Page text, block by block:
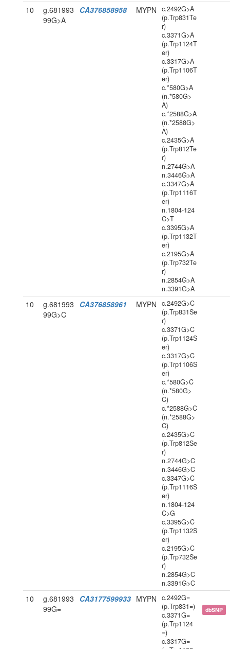
10
g.681993
99G>A
CA376858958 MYPN
c.2492G>A
(p.Trp831Te
r)
c.3371G>A
(p.Trp1124T
er)
c.3317G>A
(p.Trp1106T
er)
c.*580G>A
(n.*580G>
A)
c.*2588G>A
(n.*2588G>
A)
c.2435G>A
(p.Trp812Te
r)
n.2744G>A
n.3446G>A
c.3347G>A
(p.Trp1116T
er)
n.1804-124
C>T
c.3395G>A
(p.Trp1132T
er)
c.2195G>A
(p.Trp732Te
r)
n.2854G>A
n.3391G>A
10
g.681993
99G>C
CA376858961 MYPN
c.2492G>C
(p.Trp831Se
r)
c.3371G>C
(p.Trp1124S
er)
c.3317G>C
(p.Trp1106S
er)
c.*580G>C
(n.*580G>
C)
c.*2588G>C
(n.*2588G>
C)
c.2435G>C
(p.Trp812Se
r)
n.2744G>C
n.3446G>C
c.3347G>C
(p.Trp1116S
er)
n.1804-124
C>G
c.3395G>C
(p.Trp1132S
er)
c.2195G>C
(p.Trp732Se
r)
n.2854G>C
n.3391G>C
10
g.681993
99G=
CA3177599933 MYPN
c.2492G=
(p.Trp831=)
c.3371G=
(p.Trp1124
=)
c.3317G=
dbSNP